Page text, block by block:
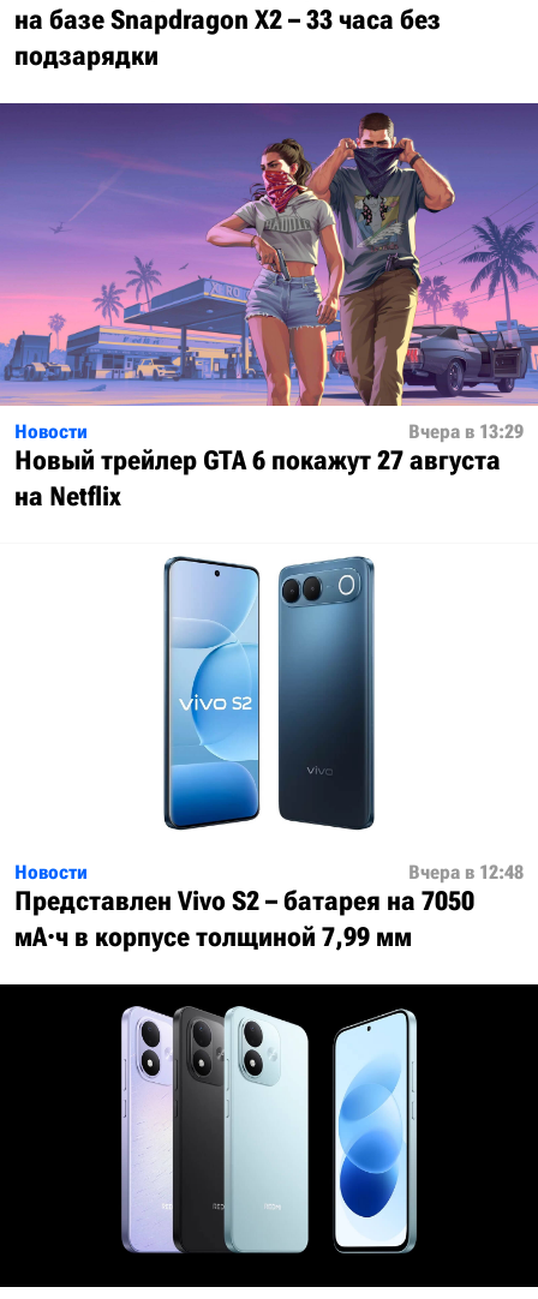
на базе Snapdragon X2 – 33 часа без
подзарядки
Новости Вчера в 13:29
Новый трейлер GTA 6 покажут 27 августа
на Netflix
Новости Вчера в 12:48
Представлен Vivo S2 – батарея на 7050
мА·ч в корпусе толщиной 7,99 мм